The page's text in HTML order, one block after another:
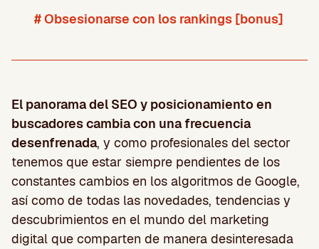
# Obsesionarse con los rankings [bonus]
El panorama del SEO y posicionamiento en
buscadores cambia con una frecuencia
desenfrenada, y como profesionales del sector
tenemos que estar siempre pendientes de los
constantes cambios en los algoritmos de Google,
así como de todas las novedades, tendencias y
descubrimientos en el mundo del marketing
digital que comparten de manera desinteresada